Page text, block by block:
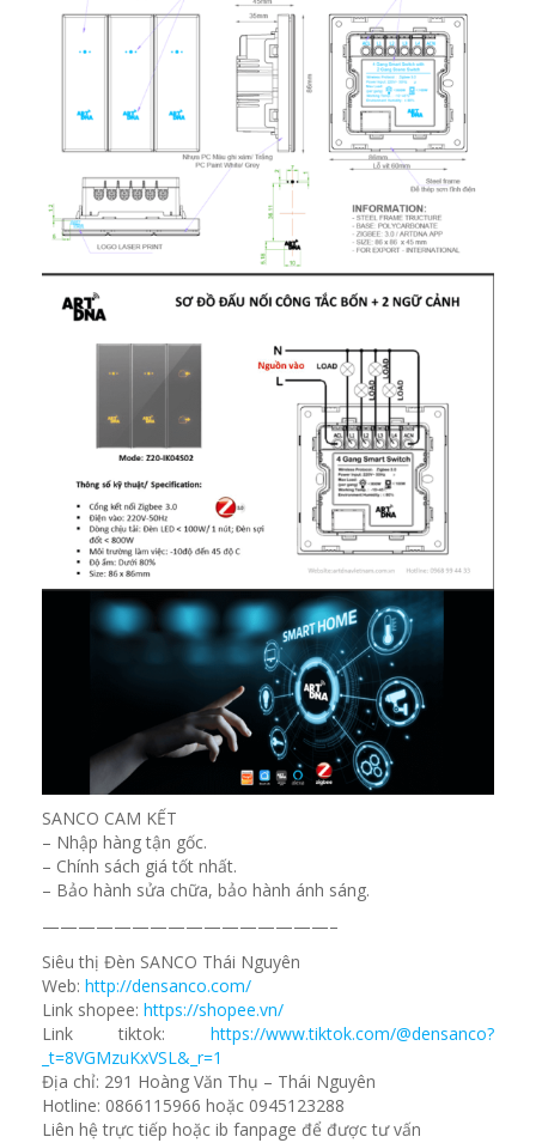
SANCO CAM KẾT
– Nhập hàng tận gốc.
– Chính sách giá tốt nhất.
– Bảo hành sửa chữa, bảo hành ánh sáng.
————————————————–
Siêu thị Đèn SANCO Thái Nguyên
Web: http://densanco.com/
Link shopee: https://shopee.vn/
Link tiktok: https://www.tiktok.com/@densanco?
_t=8VGMzuKxVSL&_r=1
Địa chỉ: 291 Hoàng Văn Thụ – Thái Nguyên
Hotline: 0866115966 hoặc 0945123288
Liên hệ trực tiếp hoặc ib fanpage để được tư vấn